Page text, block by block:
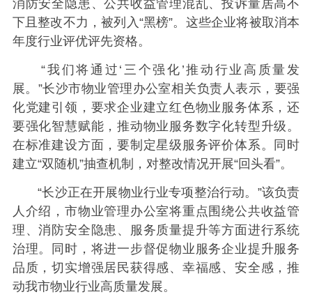
消防安全隐患、公共收益管理混乱、投诉量居高不
下且整改不力，被列入“黑榜”。这些企业将被取消本
年度行业评优评先资格。
“我们将通过‘三个强化’推动行业高质量发
展。”长沙市物业管理办公室相关负责人表示，要强
化党建引领，要求企业建立红色物业服务体系，还
要强化智慧赋能，推动物业服务数字化转型升级。
在标准建设方面，要制定星级服务评价体系。同时
建立“双随机”抽查机制，对整改情况开展“回头看”。
“长沙正在开展物业行业专项整治行动。”该负责
人介绍，市物业管理办公室将重点围绕公共收益管
理、消防安全隐患、服务质量提升等方面进行系统
治理。同时，将进一步督促物业服务企业提升服务
品质，切实增强居民获得感、幸福感、安全感，推
动我市物业行业高质量发展。